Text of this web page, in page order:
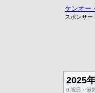
ケンオー
スポンサー
2025
0.祝日・節